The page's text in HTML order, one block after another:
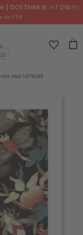
┃ DOSTAWA W 2–7 DNI 📦✨
do 7.08
AND NETSUKE